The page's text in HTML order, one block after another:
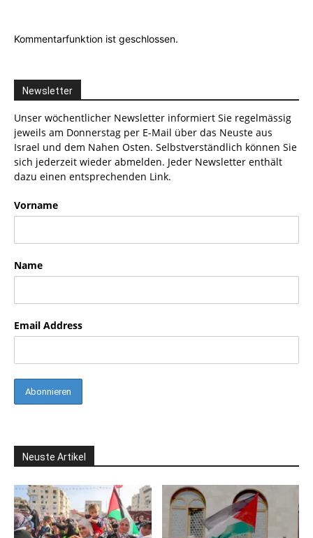
Kommentarfunktion ist geschlossen.
Newsletter
Unser wöchentlicher Newsletter informiert Sie regelmässig
jeweils am Donnerstag per E-Mail über das Neuste aus
Israel und dem Nahen Osten. Selbstverständlich können Sie
sich jederzeit wieder abmelden. Jeder Newsletter enthält
dazu einen entsprechenden Link.
Vorname
Name
Email Address
Neuste Artikel